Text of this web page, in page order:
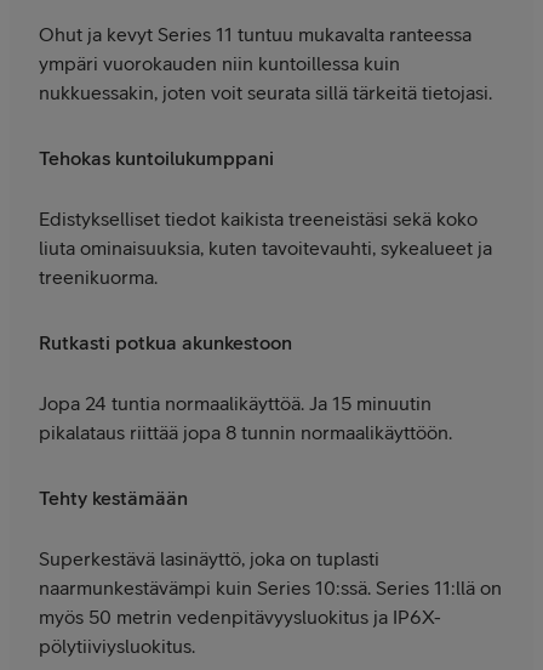
Ohut ja kevyt Series 11 tuntuu mukavalta ranteessa
ympäri vuorokauden niin kuntoillessa kuin
nukkuessakin, joten voit seurata sillä tärkeitä tietojasi.
Tehokas kuntoilukumppani
Edistykselliset tiedot kaikista treeneistäsi sekä koko
liuta ominaisuuksia, kuten tavoitevauhti, sykealueet ja
treenikuorma.
Rutkasti potkua akunkestoon
Jopa 24 tuntia normaalikäyttöä. Ja 15 minuutin
pikalataus riittää jopa 8 tunnin normaalikäyttöön.
Tehty kestämään
Superkestävä lasinäyttö, joka on tuplasti
naarmunkestävämpi kuin Series 10:ssä. Series 11:llä on
myös 50 metrin vedenpitävyysluokitus ja IP6X-
pölytiiviysluokitus.